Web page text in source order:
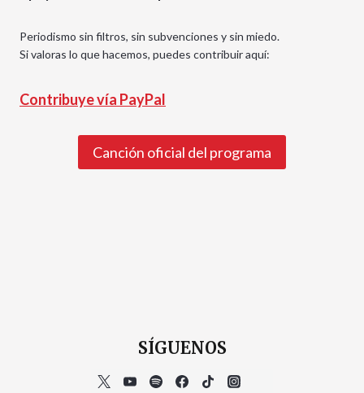
Periodismo sin filtros, sin subvenciones y sin miedo.
Si valoras lo que hacemos, puedes contribuir aquí:
Contribuye vía PayPal
Canción oficial del programa
SÍGUENOS